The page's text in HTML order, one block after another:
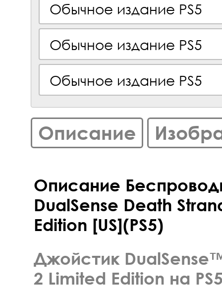
Обычное издание PS5
Обычное издание PS5
Обычное издание PS5
Описание
Описание
DualSense Death
Edition [US](PS5)
Джойстик
2 Limited Edition на